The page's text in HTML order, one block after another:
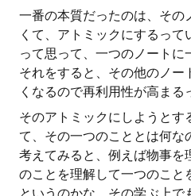
一番の本質だったのは、その
くて、アトミックにするっ
って思って、一つのノートに
それをすると、その他のノー
くなるので再利用性が高まる
そのアトミックにしようとす
て、その一つのこととは何な
考えてみると、例えば物事を
のことを理解して一つのこと